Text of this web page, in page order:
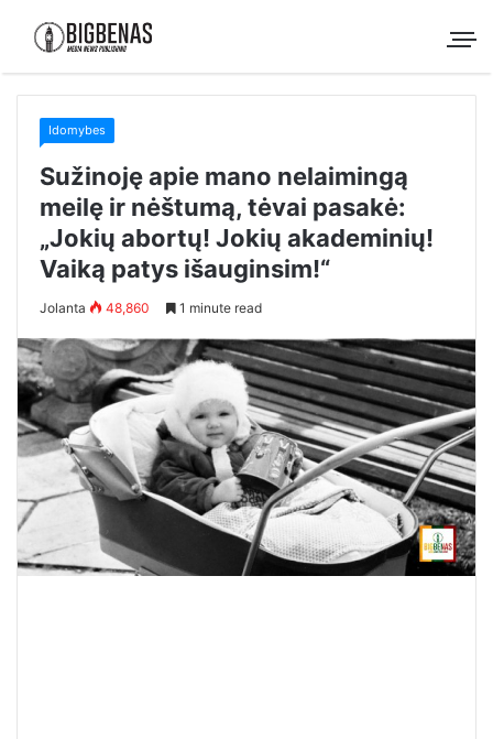
Idomybes
Sužinoję apie mano nelaimingą
meilę ir nėštumą, tėvai pasakė:
„Jokių abortų! Jokių akademinių!
Vaiką patys išauginsim!“
Jolanta 48,860 1 minute read